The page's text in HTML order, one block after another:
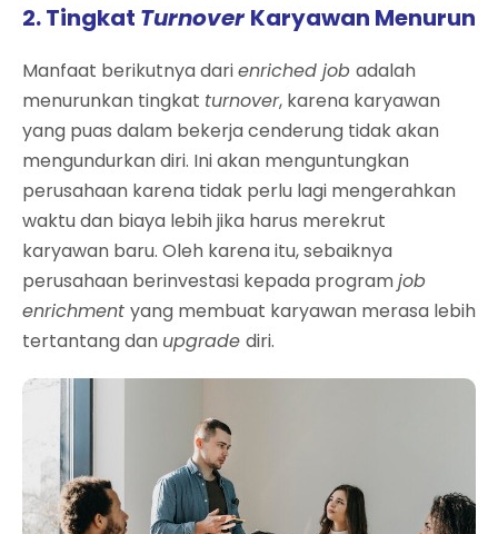
2. Tingkat Turnover Karyawan Menurun
Manfaat berikutnya darienriched job adalah
menurunkan tingkat turnover, karena karyawan
yang puas dalam bekerja cenderung tidak akan
mengundurkan diri. Ini akan menguntungkan
perusahaan karena tidak perlu lagi mengerahkan
waktu dan biaya lebih jika harus merekrut
karyawan baru. Oleh karena itu, sebaiknya
perusahaan berinvestasi kepada programjob
enrichment yang membuat karyawan merasa lebih
tertantang dan upgrade diri.